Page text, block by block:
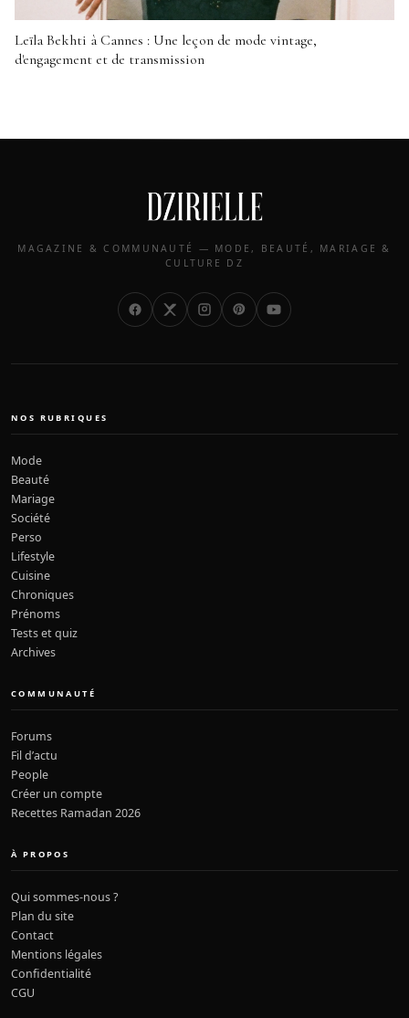
Leïla Bekhti à Cannes : Une leçon de mode vintage,
d'engagement et de transmission
MAGAZINE & COMMUNAUTÉ — MODE, BEAUTÉ, MARIAGE &
CULTURE DZ
NOS RUBRIQUES
Mode
Beauté
Mariage
Société
Perso
Lifestyle
Cuisine
Chroniques
Prénoms
Tests et quiz
Archives
COMMUNAUTÉ
Forums
Fil d’actu
People
Créer un compte
Recettes Ramadan 2026
À PROPOS
Qui sommes-nous ?
Plan du site
Contact
Mentions légales
Confidentialité
CGU